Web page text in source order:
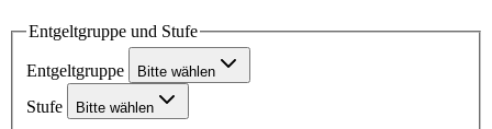
Entgeltgruppe und Stufe
Entgeltgruppe Bitte wählen
Stufe Bitte wählen